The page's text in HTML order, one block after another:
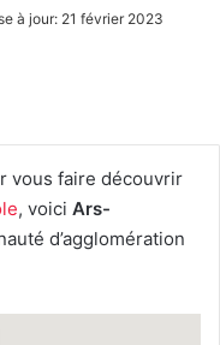
à jour: 21 février 2023
vous faire découvrir
, voici Ars-
d’agglomération